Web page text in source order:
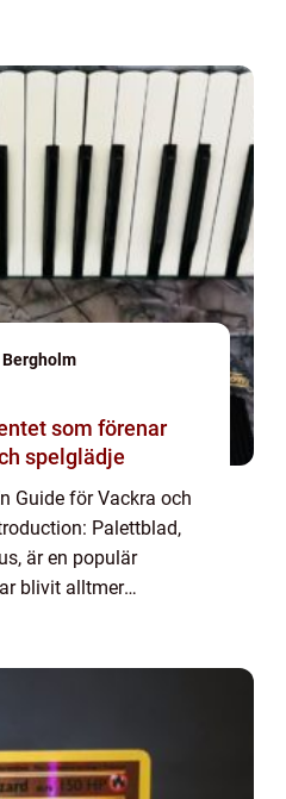
spelglädje
Guide för Vackra och
Palettblad,
är en populär
blivit alltmer